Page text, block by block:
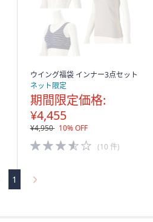
ウイング福袋 インナー3点セット
ネット限定
期間限定価格:
¥4,455
¥4,950 10% OFF
3.5
of
(10 件)
1